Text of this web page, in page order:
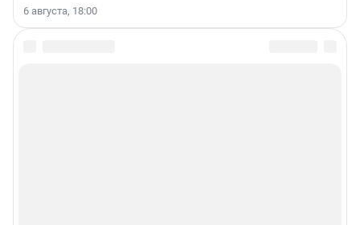
6 августа, 18:00